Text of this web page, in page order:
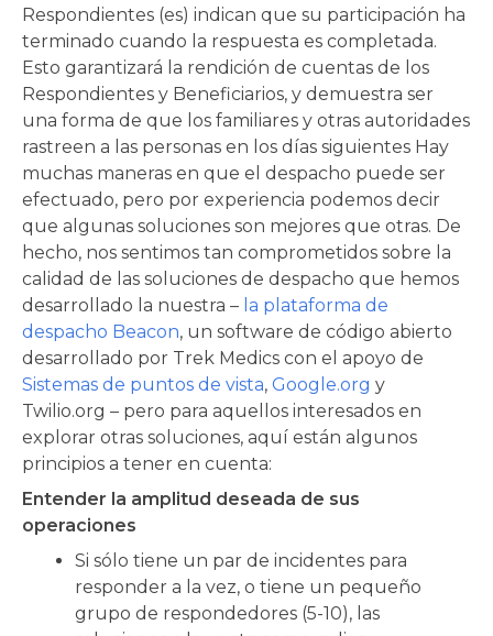
Respondientes (es) indican que su participación ha
terminado cuando la respuesta es completada.
Esto garantizará la rendición de cuentas de los
Respondientes y Beneficiarios, y demuestra ser
una forma de que los familiares y otras autoridades
rastreen a las personas en los días siguientes Hay
muchas maneras en que el despacho puede ser
efectuado, pero por experiencia podemos decir
que algunas soluciones son mejores que otras. De
hecho, nos sentimos tan comprometidos sobre la
calidad de las soluciones de despacho que hemos
desarrollado la nuestra – la plataforma de
despacho Beacon, un software de código abierto
desarrollado por Trek Medics con el apoyo de
Sistemas de puntos de vista, Google.org y
Twilio.org – pero para aquellos interesados en
explorar otras soluciones, aquí están algunos
principios a tener en cuenta:
Entender la amplitud deseada de sus
operaciones
Si sólo tiene un par de incidentes para
responder a la vez, o tiene un pequeño
grupo de respondedores (5-10), las